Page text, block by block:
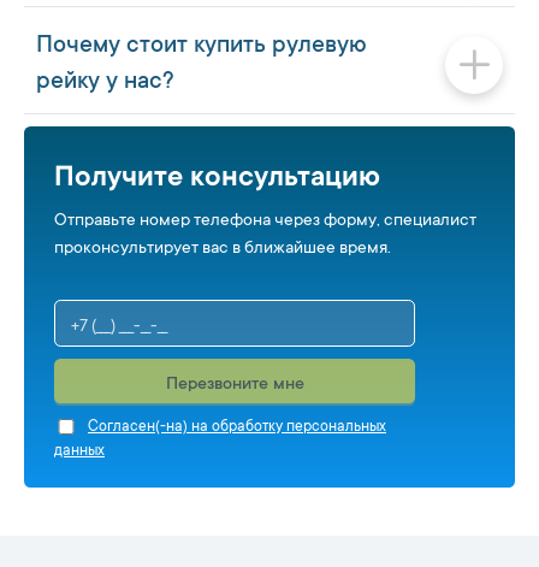
Почему стоит купить рулевую
рейку у нас?
Получите консультацию
Отправьте номер телефона через форму, специалист
проконсультирует вас в ближайшее время.
Перезвоните мне
Cогласен(-на) на обработку персональных
данных